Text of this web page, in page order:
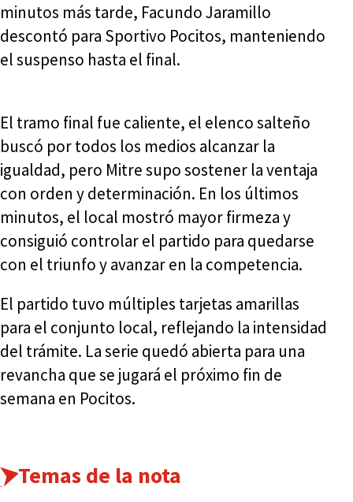
minutos más tarde, Facundo Jaramillo
descontó para Sportivo Pocitos, manteniendo
el suspenso hasta el final.
El tramo final fue caliente, el elenco salteño
buscó por todos los medios alcanzar la
igualdad, pero Mitre supo sostener la ventaja
con orden y determinación. En los últimos
minutos, el local mostró mayor firmeza y
consiguió controlar el partido para quedarse
con el triunfo y avanzar en la competencia.
El partido tuvo múltiples tarjetas amarillas
para el conjunto local, reflejando la intensidad
del trámite. La serie quedó abierta para una
revancha que se jugará el próximo fin de
semana en Pocitos.
Temas de la nota